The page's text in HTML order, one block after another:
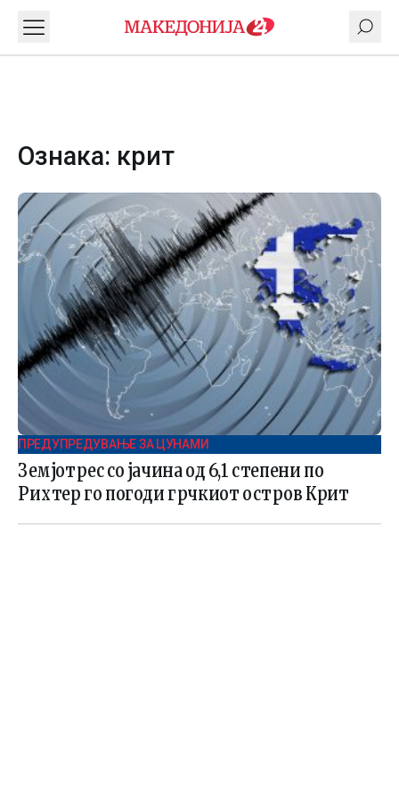
Ознака: крит
ПРЕДУПРЕДУВАЊЕ ЗА ЦУНАМИ
Земјотрес со јачина од 6,1 степени по
Рихтер го погоди грчкиот остров Крит